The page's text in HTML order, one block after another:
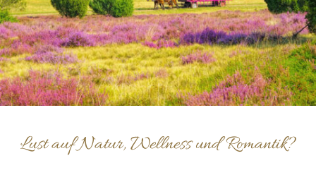
Lust auf Natur, Wellness und Romantik?